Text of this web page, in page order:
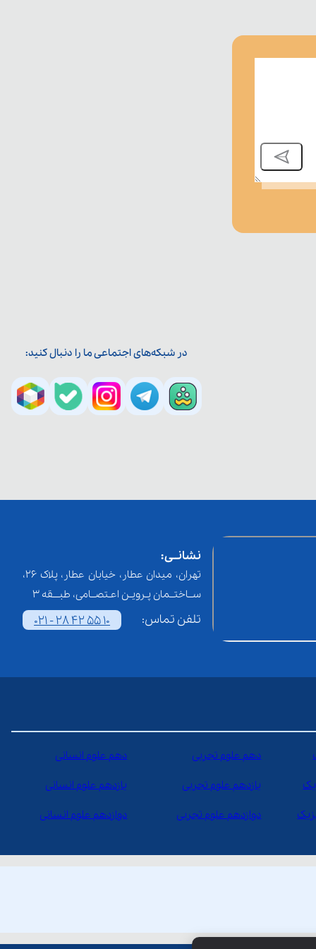
در شبکه‌های اجتماعی ما را دنبال کنید:
نشانــی:
تهران، میدان عطار، خیابان عطار، پلاک 26،
ســاختــمان پـرویـن اعـتصــامی، طبـــقه 3
تلفن تماس: 021 - 28 42 55 10
دهم علوم تجربی دهم علوم انسانی
یازدهم علوم تجربی یازدهم علوم انسانی
دوازدهم علوم تجربی دوازدهم علوم انسانی